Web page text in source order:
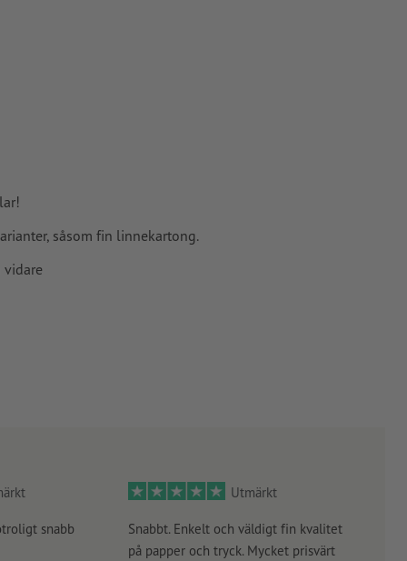
såsom fin linnekartong.
snabb
Utmärkt
Snabbt. Enkelt och väldigt fin kvalitet
på papper och tryck. Mycket prisvärt